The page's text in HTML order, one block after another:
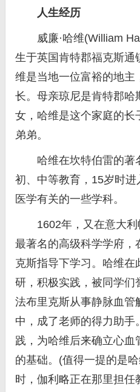
人生经历
威廉·哈维(William
生于英国肯特郡福克斯通
维是当地一位富裕的地主
长。母亲琼尼是肯特郡哈
女，哈维是这个家庭的长
弟弟。
哈维在坎特伯雷的著
初、中等教育，15岁时
医学有关的一些学科。
1602年，又在意大利
最著名的高级科学学府，
克斯指导下学习。哈维
研，积极实践，被同学们
法布里克斯从事静脉血管
中，成了老师的得力助手
践，为哈维后来确立心血
的基础。(值得一提的是
时，伽利略正在那里担任